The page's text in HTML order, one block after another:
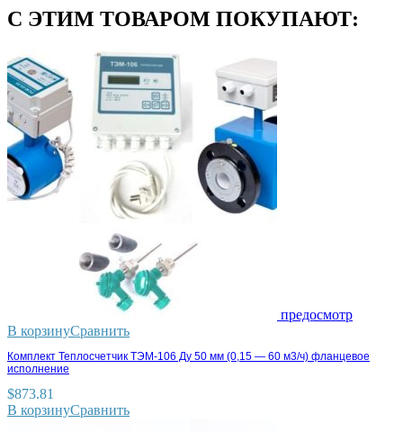
С ЭТИМ ТОВАРОМ ПОКУПАЮТ:
предосмотр
В корзинуСравнить
Комплект Теплосчетчик ТЭМ-106 Ду 50 мм (0,15 — 60 м3/ч) фланцевое
исполнение
$873.81
В корзинуСравнить